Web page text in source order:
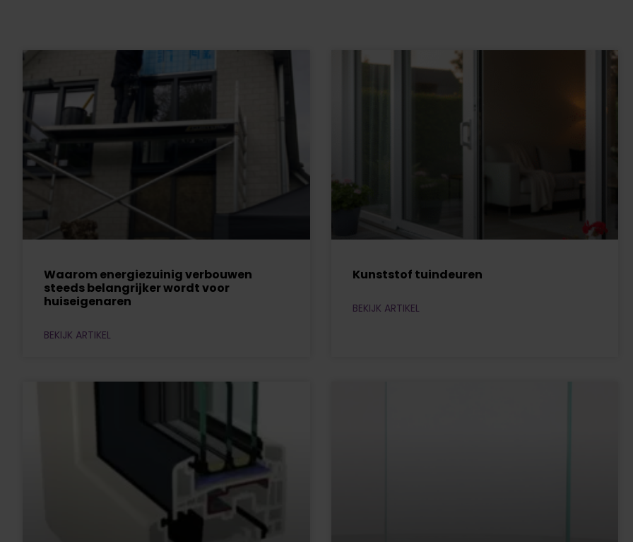
Waarom energiezuinig verbouwen
steeds belangrijker wordt voor
huiseigenaren
BEKIJK ARTIKEL
Kunststof tuindeuren
BEKIJK ARTIKEL